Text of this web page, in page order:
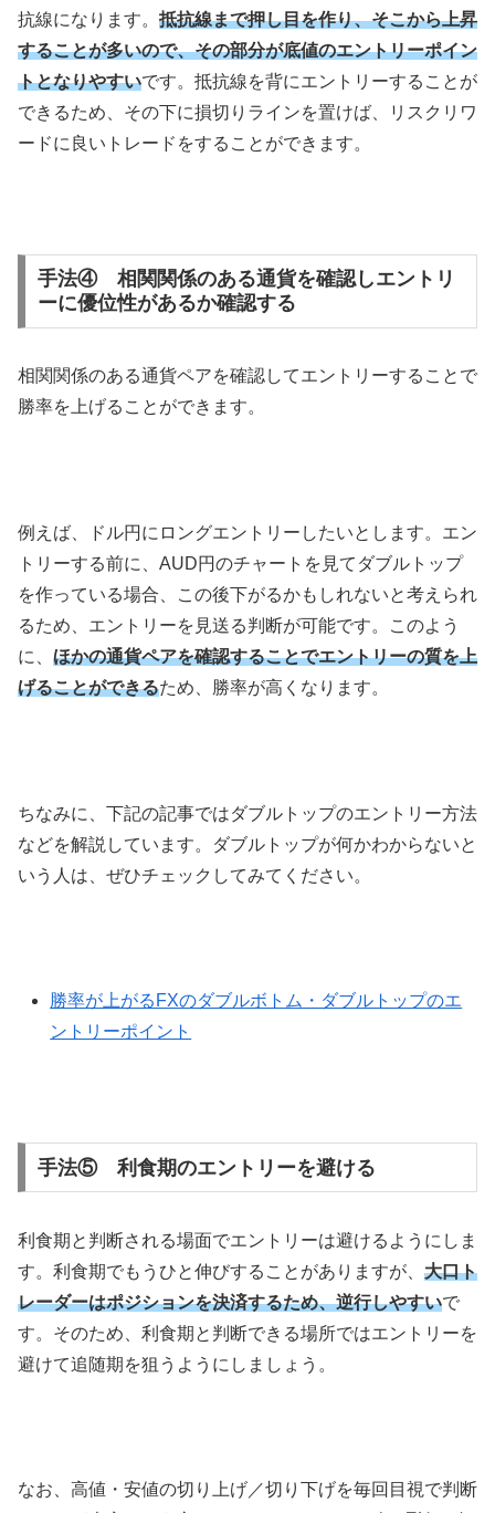
抗線になります。 抵抗線まで押し目を作り、そこから上昇
することが多いので、その部分が底値のエントリーポイン
トとなりやすいです。抵抗線を背にエントリーすることが
できるため、その下に損切りラインを置けば、リスクリワ
ードに良いトレードをすることができます。
手法④ 相関関係のある通貨を確認しエントリ
ーに優位性があるか確認する
相関関係のある通貨ペアを確認してエントリーすることで
勝率を上げることができます。
例えば、ドル円にロングエントリーしたいとします。エン
トリーする前に、 AUD円のチャートを見てダブルトップ
を作っている場合、この後下がるかもしれないと考えられ
るため、エントリーを見送る判断が可能です。このよう
に、 ほかの通貨ペアを確認することでエントリーの質を上
げることができるため、勝率が高くなります。
ちなみに、下記の記事ではダブルトップのエントリー方法
などを解説しています。ダブルトップが何かわからないと
いう人は、ぜひチェックしてみてください。
勝率が上がるFXのダブルボトム・ダブルトップのエ
ントリーポイント
手法⑤ 利食期のエントリーを避ける
利食期と判断される場面でエントリーは避けるようにしま
す。利食期でもうひと伸びすることがありますが、 大口ト
レーダーはポジションを決済するため、逆行しやすいで
す。そのため、利食期と判断できる場所ではエントリーを
避けて追随期を狙うようにしましょう。
なお、高値・安値の切り上げ／切り下げを毎回目視で判断